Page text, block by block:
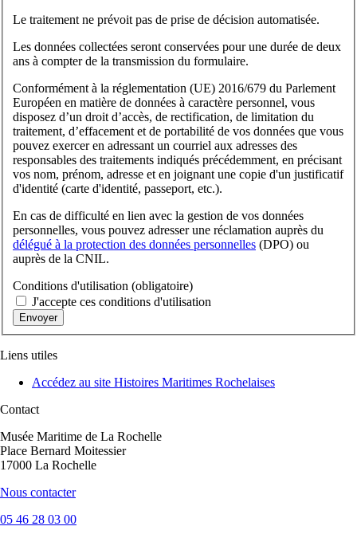
Le traitement ne prévoit pas de prise de décision automatisée.
Les données collectées seront conservées pour une durée de deux
ans à compter de la transmission du formulaire.
Conformément à la réglementation (UE) 2016/679 du Parlement
Européen en matière de données à caractère personnel, vous
disposez d’un droit d’accès, de rectification, de limitation du
traitement, d’effacement et de portabilité de vos données que vous
pouvez exercer en adressant un courriel aux adresses des
responsables des traitements indiqués précédemment, en précisant
vos nom, prénom, adresse et en joignant une copie d'un justificatif
d'identité (carte d'identité, passeport, etc.).
En cas de difficulté en lien avec la gestion de vos données
personnelles, vous pouvez adresser une réclamation auprès du
délégué à la protection des données personnelles (DPO) ou
auprès de la CNIL.
Conditions d'utilisation (obligatoire)
J'accepte ces conditions d'utilisation
Liens utiles
Accédez au site Histoires Maritimes Rochelaises
Contact
Musée Maritime de La Rochelle
Place Bernard Moitessier
17000 La Rochelle
Nous contacter
05 46 28 03 00